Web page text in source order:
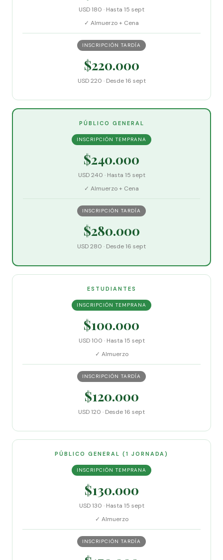
USD 180 · Hasta 15 sept
✓ Almuerzo + Cena
INSCRIPCIÓN TARDÍA
$220.000
USD 220 · Desde 16 sept
PÚBLICO GENERAL
INSCRIPCIÓN TEMPRANA
$240.000
USD 240 · Hasta 15 sept
✓ Almuerzo + Cena
INSCRIPCIÓN TARDÍA
$280.000
USD 280 · Desde 16 sept
ESTUDIANTES
INSCRIPCIÓN TEMPRANA
$100.000
USD 100 · Hasta 15 sept
✓ Almuerzo
INSCRIPCIÓN TARDÍA
$120.000
USD 120 · Desde 16 sept
PÚBLICO GENERAL (1 JORNADA)
INSCRIPCIÓN TEMPRANA
$130.000
USD 130 · Hasta 15 sept
✓ Almuerzo
INSCRIPCIÓN TARDÍA